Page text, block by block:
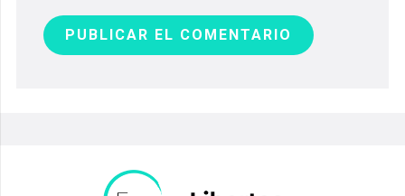
PUBLICAR EL COMENTARIO